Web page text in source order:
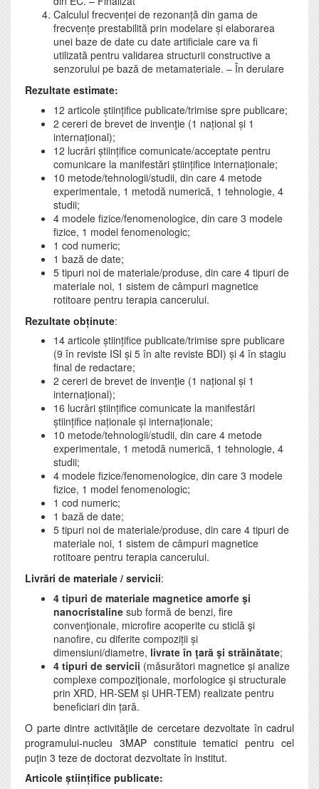
Calculul frecvenței de rezonanță din gama de
frecvențe prestabilită prin modelare și elaborarea
unei baze de date cu date artificiale care va fi
utilizată pentru validarea structurii constructive a
senzorului pe bază de metamateriale. – În derulare
Rezultate estimate:
12 articole științifice publicate/trimise spre publicare;
2 cereri de brevet de invenţie (1 național și 1
internațional);
12 lucrǎri științifice comunicate/acceptate pentru
comunicare la manifestǎri științifice internaționale;
10 metode/tehnologii/studii, din care 4 metode
experimentale, 1 metodă numerică, 1 tehnologie, 4
studii;
4 modele fizice/fenomenologice, din care 3 modele
fizice, 1 model fenomenologic;
1 cod numeric;
1 bază de date;
5 tipuri noi de materiale/produse, din care 4 tipuri de
materiale noi, 1 sistem de câmpuri magnetice
rotitoare pentru terapia cancerului.
Rezultate obținute:
14 articole științifice publicate/trimise spre publicare
(9 în reviste ISI și 5 în alte reviste BDI) și 4 în stagiu
final de redactare;
2 cereri de brevet de invenţie (1 național și 1
internațional);
16 lucrǎri științifice comunicate la manifestǎri
științifice naționale și internaționale;
10 metode/tehnologii/studii, din care 4 metode
experimentale, 1 metodă numerică, 1 tehnologie, 4
studii;
4 modele fizice/fenomenologice, din care 3 modele
fizice, 1 model fenomenologic;
1 cod numeric;
1 bază de date;
5 tipuri noi de materiale/produse, din care 4 tipuri de
materiale noi, 1 sistem de câmpuri magnetice
rotitoare pentru terapia cancerului.
Livrări de materiale / servicii:
4 tipuri de materiale magnetice amorfe şi
nanocristaline sub formă de benzi, fire
convenţionale, microfire acoperite cu sticlă şi
nanofire, cu diferite compoziții și
dimensiuni/diametre, livrate în ţară şi străinătate;
4 tipuri de servicii (măsurători magnetice și analize
complexe compoziţionale, morfologice şi structurale
prin XRD, HR-SEM și UHR-TEM) realizate pentru
beneficiari din țară.
O parte dintre activităţile de cercetare dezvoltate în cadrul
programului-nucleu 3MAP constituie tematici pentru cel
puţin 3 teze de doctorat dezvoltate în institut.
Articole științifice publicate: